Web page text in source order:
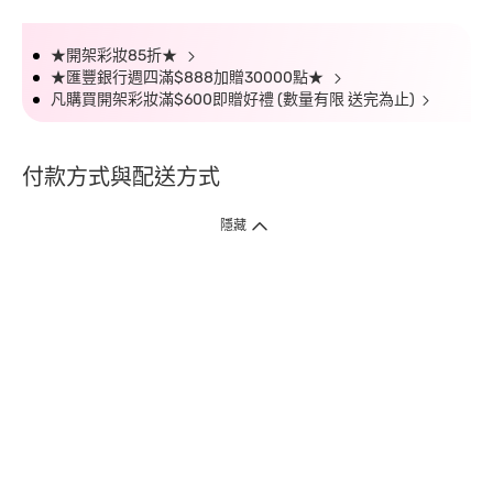
★開架彩妝85折★
★匯豐銀行週四滿$888加贈30000點★
凡購買開架彩妝滿$600即贈好禮 (數量有限 送完為止)
付款方式與配送方式
隱藏